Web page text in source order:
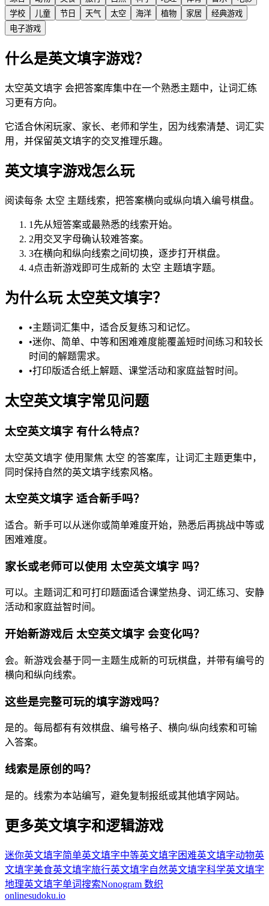
学校
儿童 节日 天气 太空 海洋 植物 家居
经典游戏
电子游戏
什么是英文填字游戏？
太空英文填字 会把答案库集中在一个熟悉主题中，让词汇练
习更有方向。
它适合休闲玩家、家长、老师和学生，因为线索清楚、词汇实
用，并保留英文填字的交叉推理乐趣。
英文填字游戏怎么玩
阅读每条 太空 主题线索，把答案横向或纵向填入编号棋盘。
1 先从短答案或最熟悉的线索开始。
2用交叉字母确认较难答案。
3在横向和纵向线索之间切换，逐步打开棋盘。
4点击新游戏即可生成新的 太空 主题填字题。
为什么玩 太空英文填字？
•主题词汇集中，适合反复练习和记忆。
•迷你、简单、中等和困难难度能覆盖短时间练习和较长
时间的解题需求。
•打印版适合纸上解题、课堂活动和家庭益智时间。
太空英文填字常见问题
太空英文填字 有什么特点？
太空英文填字 使用聚焦 太空 的答案库，让词汇主题更集中，
同时保持自然的英文填字线索风格。
太空英文填字 适合新手吗？
适合。新手可以从迷你或简单难度开始，熟悉后再挑战中等或
困难难度。
家长或老师可以使用 太空英文填字 吗？
可以。主题词汇和可打印题面适合课堂热身、词汇练习、安静
活动和家庭益智时间。
开始新游戏后 太空英文填字 会变化吗？
会。新游戏会基于同一主题生成新的可玩棋盘，并带有编号的
横向和纵向线索。
这些是完整可玩的填字游戏吗？
是的。每局都有有效棋盘、编号格子、横向/纵向线索和可输
入答案。
线索是原创的吗？
是的。线索为本站编写，避免复制报纸或其他填字网站。
更多英文填字和逻辑游戏
迷你英文填字简单英文填字中等英文填字 困难英文填字动物英
文填字美食英文填字旅行英文填字自然英文填字科学英文填字
地理英文填字单词搜索Nonogram 数织
onlinesudoku.io